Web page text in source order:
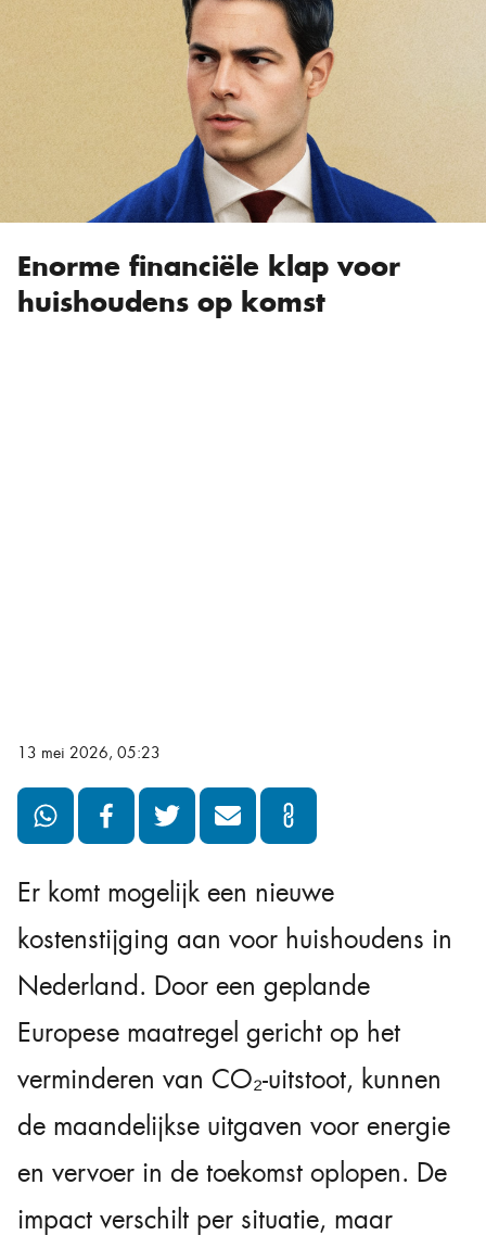
Enorme financiële klap voor
huishoudens op komst
13 mei 2026, 05:23
Er komt mogelijk een nieuwe
kostenstijging aan voor huishoudens in
Nederland. Door een geplande
Europese maatregel gericht op het
verminderen van CO₂-uitstoot, kunnen
de maandelijkse uitgaven voor energie
en vervoer in de toekomst oplopen. De
impact verschilt per situatie, maar